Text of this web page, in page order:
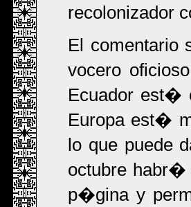
recolonizador
El comentario
vocero
Ecuador est�
Europa est�
lo que puede
octubre habr�
p�gina y